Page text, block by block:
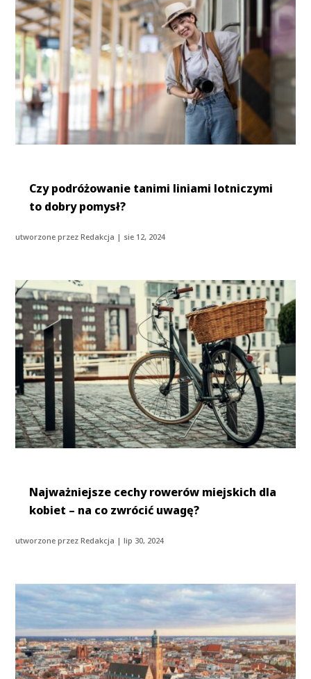
Czy podróżowanie tanimi liniami lotniczymi
to dobry pomysł?
utworzone przezRedakcja | sie 12, 2024
Najważniejsze cechy rowerów miejskich dla
kobiet – na co zwrócić uwagę?
utworzone przezRedakcja |lip 30, 2024